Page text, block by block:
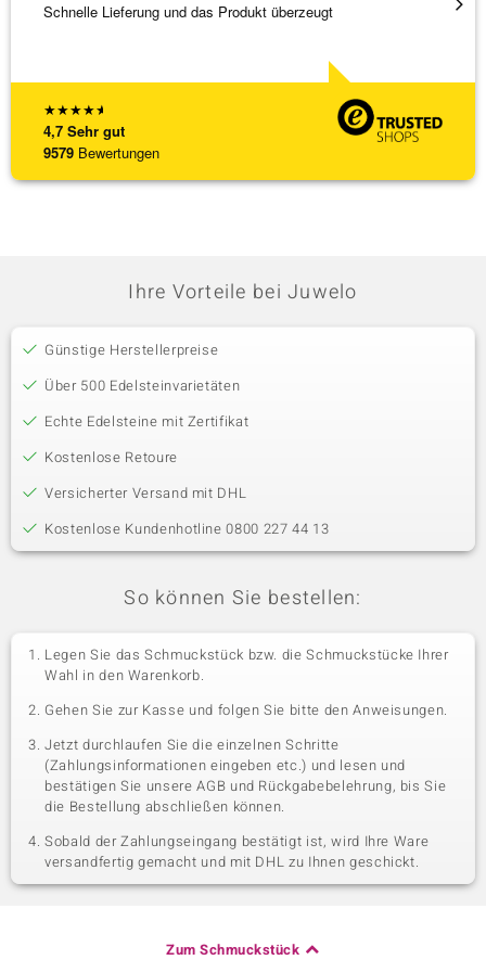
★★★★★
4,7 Sehr gut
9579 Bewertungen
Schnelle Lieferung und das Produkt überzeugt
Ihre Vorteile bei Juwelo
Günstige Herstellerpreise
Über 500 Edelsteinvarietäten
Echte Edelsteine mit Zertifikat
Kostenlose Retoure
Versicherter Versand mit DHL
Kostenlose Kundenhotline 0800 227 44 13
So können Sie bestellen:
Legen Sie das Schmuckstück bzw. die Schmuckstücke Ihrer
Wahl in den Warenkorb.
Gehen Sie zur Kasse und folgen Sie bitte den Anweisungen.
Jetzt durchlaufen Sie die einzelnen Schritte
(Zahlungsinformationen eingeben etc.) und lesen und
bestätigen Sie unsere AGB und Rückgabebelehrung, bis Sie
die Bestellung abschließen können.
Sobald der Zahlungseingang bestätigt ist, wird Ihre Ware
versandfertig gemacht und mit DHL zu Ihnen geschickt.
Zum Schmuckstück